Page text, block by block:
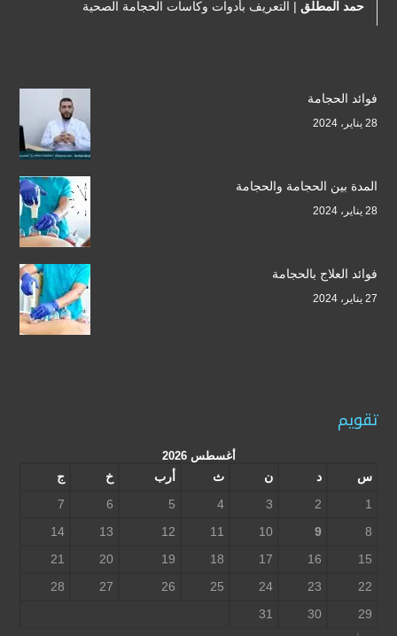
حمد المطلق | التعريف بأدوات وكاسات الحجامة الصحية
فوائد الحجامة
28 يناير، 2024
المدة بين الحجامة والحجامة
28 يناير، 2024
فوائد العلاج بالحجامة
27 يناير، 2024
تقويم
أغسطس 2026
س د ن ث أرب خ
ج
1
2
3
4
5
6
7
8
9
10
11
12
13
14
15
16
17
18
19
20
21
22
23
24
25
26
27
28
29
30
31